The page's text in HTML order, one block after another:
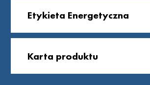
Etykieta Energetyczna
Karta produktu